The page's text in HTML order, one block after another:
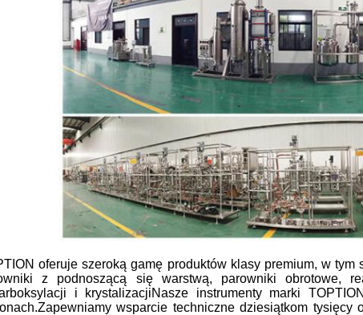
oferuje szeroką gamę produktów klasy premium, w tym
z podnoszącą się warstwą, parowniki obrotowe,
i krystalizacjiNasze instrumenty marki
wsparcie techniczne dziesiątkom